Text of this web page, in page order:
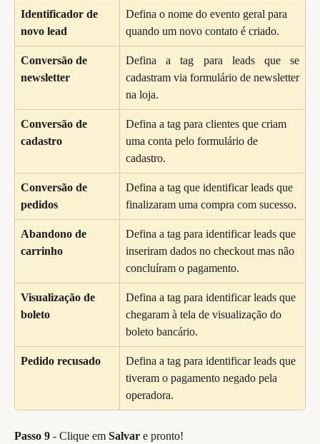
Identificador de
novo lead
Defina o nome do evento geral para
quando um novo contato é criado.
Conversão de
newsletter
Defina a tag para leads que se
cadastram via formulário de newsletter
na loja.
Conversão de
cadastro
Defina a tag para clientes que criam
uma conta pelo formulário de
cadastro.
Conversão de
pedidos
Defina a tag que identificar leads que
finalizaram uma compra com sucesso.
Abandono de
carrinho
Defina a tag para identificar leads que
inseriram dados no checkout mas não
concluíram o pagamento.
Visualização de
boleto
Defina a tag para identificar leads que
chegaram à tela de visualização do
boleto bancário.
Pedido recusado
Defina a tag para identificar leads que
tiveram o pagamento negado pela
operadora.
Passo 9 - Clique em Salvar e pronto!